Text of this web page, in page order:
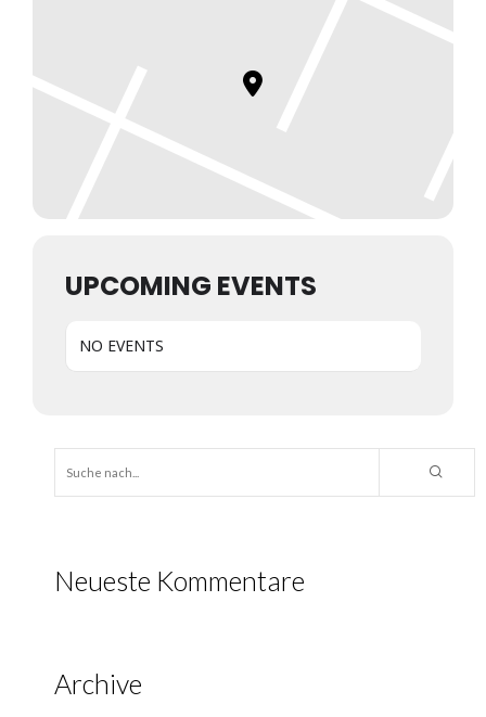
UPCOMING EVENTS
NO EVENTS
Neueste Kommentare
Archive